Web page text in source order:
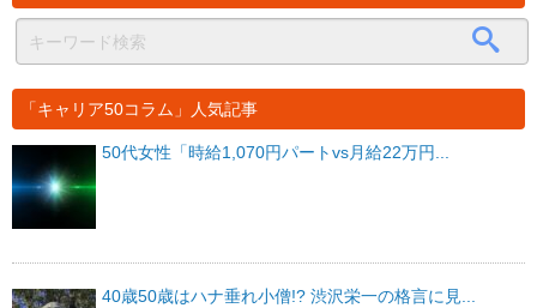
「キャリア50コラム」人気記事
50代女性「時給1,070円パートvs月給22万円...
40歳50歳はハナ垂れ小僧!? 渋沢栄一の格言に見...